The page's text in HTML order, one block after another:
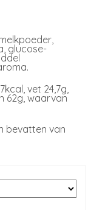
glucose-
vet 24,7g,
62g, waarvan
bevatten van